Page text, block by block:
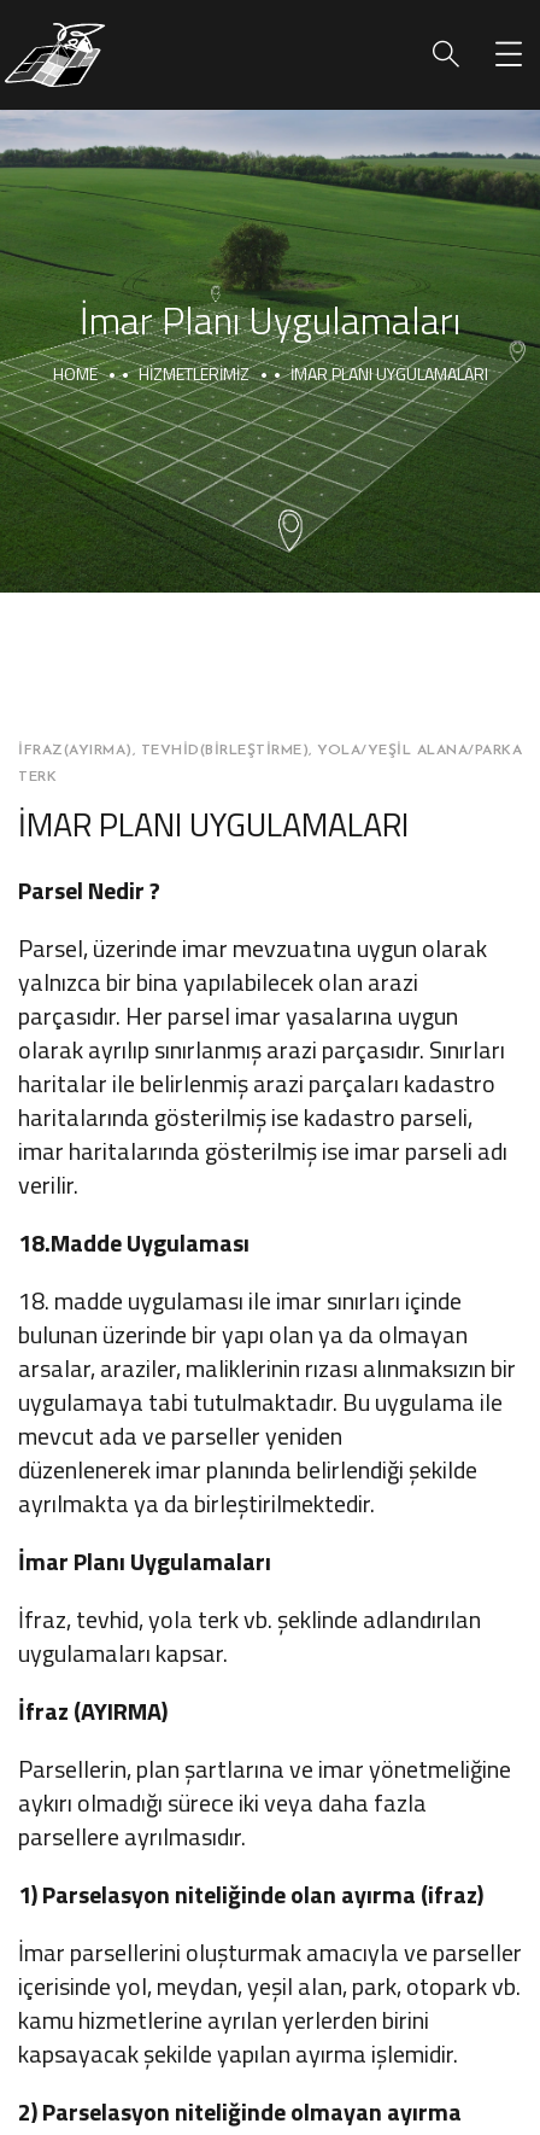
İmar Planı Uygulamaları
HOME HIZMETLERIMIZ İMAR PLANI UYGULAMALARI
İFRAZ(AYIRMA), TEVHID(BIRLEŞTIRME), YOLA/YEŞIL ALANA/PARKA
TERK
İMAR PLANI UYGULAMALARI
Parsel Nedir ?
Parsel, üzerinde imar mevzuatına uygun olarak
yalnızca bir bina yapılabilecek olan arazi
parçasıdır. Her parsel imar yasalarına uygun
olarak ayrılıp sınırlanmış arazi parçasıdır. Sınırları
haritalar ile belirlenmiş arazi parçaları kadastro
haritalarında gösterilmiş ise kadastro parseli,
imar haritalarında gösterilmiş ise imar parseli adı
verilir.
18.Madde Uygulaması
18. madde uygulaması ile imar sınırları içinde
bulunan üzerinde bir yapı olan ya da olmayan
arsalar, araziler, maliklerinin rızası alınmaksızın bir
uygulamaya tabi tutulmaktadır. Bu uygulama ile
mevcut ada ve parseller yeniden
düzenlenerek imar planında belirlendiği şekilde
ayrılmakta ya da birleştirilmektedir.
İmar Planı Uygulamaları
İfraz, tevhid, yola terk vb. şeklinde adlandırılan
uygulamaları kapsar.
İfraz (AYIRMA)
Parsellerin, plan şartlarına ve imar yönetmeliğine
aykırı olmadığı sürece iki veya daha fazla
parsellere ayrılmasıdır.
1) Parselasyon niteliğinde olan ayırma (ifraz)
İmar parsellerini oluşturmak amacıyla ve parseller
içerisinde yol, meydan, yeşil alan, park, otopark vb.
kamu hizmetlerine ayrılan yerlerden birini
kapsayacak şekilde yapılan ayırma işlemidir.
2) Parselasyon niteliğinde olmayan ayırma